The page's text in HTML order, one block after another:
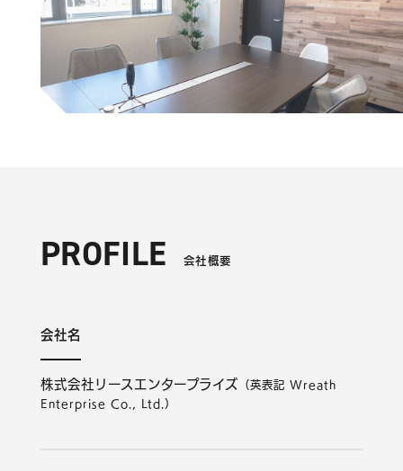
情報セキュリティに関する方針
プライバシーポリシー
PROFILE 会社概要
会社名
株式会社リースエンタープライズ （英表記 Wreath
Enterprise Co., Ltd.）